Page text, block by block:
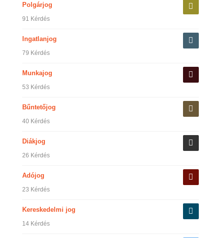
Polgárjog
91 Kérdés
Ingatlanjog
79 Kérdés
Munkajog
53 Kérdés
Bűntetőjog
40 Kérdés
Diákjog
26 Kérdés
Adójog
23 Kérdés
Kereskedelmi jog
14 Kérdés